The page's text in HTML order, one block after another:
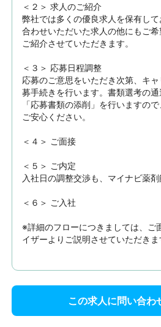
＜２＞ 求人のご紹介
弊社では多くの優良求人を保有し
合わせいただいた求人の他にもご
ご紹介させていただきます。
＜３＞ 応募日程調整
応募のご意思をいただき次第、キ
募手続きを行います。書類選考の通
「応募書類の添削」を行いますの
ご安心ください。
＜４＞ ご面接
＜５＞ ご内定
入社日の調整交渉も、マイナビ薬
＜６＞ ご入社
※詳細のフローにつきましては、ご
イザーよりご説明させていただきま
この求人に問い合わ